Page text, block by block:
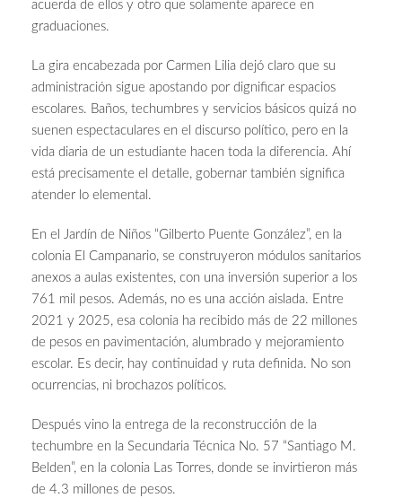
acuerda de ellos y otro que solamente aparece en
graduaciones.
La gira encabezada por Carmen Lilia dejó claro que su
administración sigue apostando por dignificar espacios
escolares. Baños, techumbres y servicios básicos quizá no
suenen espectaculares en el discurso político, pero en la
vida diaria de un estudiante hacen toda la diferencia. Ahí
está precisamente el detalle, gobernar también significa
atender lo elemental.
En el Jardín de Niños “Gilberto Puente González”, en la
colonia El Campanario, se construyeron módulos sanitarios
anexos a aulas existentes, con una inversión superior a los
761 mil pesos. Además, no es una acción aislada. Entre
2021 y 2025, esa colonia ha recibido más de 22 millones
de pesos en pavimentación, alumbrado y mejoramiento
escolar. Es decir, hay continuidad y ruta definida. No son
ocurrencias, ni brochazos políticos.
Después vino la entrega de la reconstrucción de la
techumbre en la Secundaria Técnica No. 57 “Santiago M.
Belden”, en la colonia Las Torres, donde se invirtieron más
de 4.3 millones de pesos.